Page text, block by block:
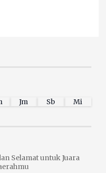
Jm Sb Mi
Selamat untuk Juara